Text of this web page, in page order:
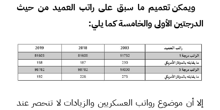
ويمكن تعميم ما سبق على راتب العميد من حيث
الدرجتين الأولى والخامسة كما يلي:
إلا أن موضوع رواتب العسكريين والزيادات لا تنحصر عند